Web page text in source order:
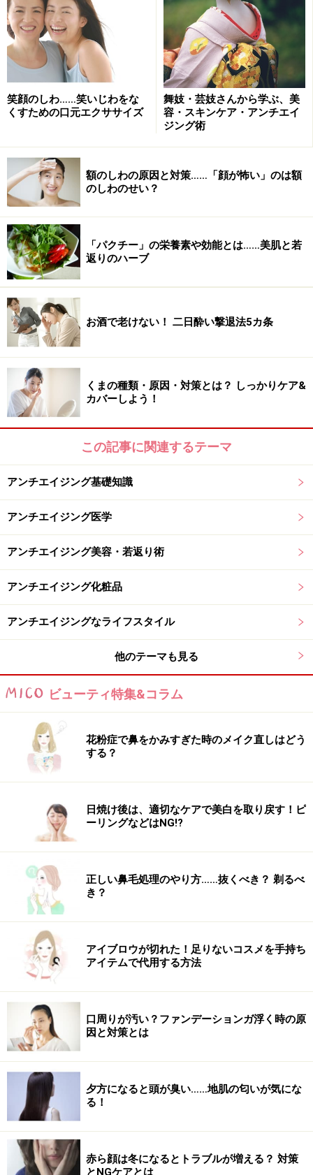
を、少しぐらい太めでラインが崩れてしまっても、堂々
と着こなしています。緊張感のあるデザインで常に自分
の体型をチェックしていれば、知らないうちに体重が増
えてしまうことも防げますから、ぜひ私たちも体型を隠
しすぎないで、ある程度はボディラインを見せるデザイ
ンに挑戦してみましょう。
色とりどりの野菜・フルーツを食べる
色鮮やかなフルーツは見ているだけでも食欲をそそります！
年齢とともに服装もカラフルになる南仏の女性たちです
が、食べるものも色とりどり。食べて若くなる、カラダ
の内側からキレイになる、という考え方を大切にしてい
ます。
特に太陽の恵みを受けて育った南仏のフルーツや野菜
は、どれもこれも色鮮やかで、食べても甘味や酸味が強
くとてもおいしいものばかりです。ビタミンやミネラル
だけでなく、フルーツが紫外線や害虫から身を守るため
に備えた「フィトケミカル」もたっぷりなので、私たち
の体に溜まるサビを落としてくれるはず。
生のハーブを料理に使う
香りのいい新鮮なハーブが1年中手に入るため季節感漂うお
市場やスーパーマーケットに行くと、たくさんのハーブ
が山積みされています。南仏の女性たちは、生のハーブ
香り付けをするのが上手です。
しかも、あまり種類にこだわらずに、かごに山盛りにな
っているハーブをひとまとめでドーンと買って行くとこ
ろが豪快。季節のハーブをひとまとめにして束ねて、
「ブーケガルニ」というハーブのブーケを作って、煮込
み料理に入れ、香りに合わせて味付けをするのが、料理
のセンスの見せ所だということです。ハーブには肉や魚
についた雑菌を取り除く殺菌作用もありますし、うす味
にしてもハーブの香りで濃厚な風味を作り出してくれま
す。最近は日本でも、生のハーブを売っているスーパー
が増えたので、ぜひ私たちも生ハーブを使った料理に挑
戦しましょう！
産直マーケットで生産者と交流
笑顔のしわ……笑いじわをな
くすための口元エクササイズ
舞妓・芸妓さんから学ぶ、美
容・スキンケア・アンチエイ
ジング術
額のしわの原因と対策……「顔が怖い」のは額
のしわのせい？
「パクチー」の栄養素や効能とは……美肌と若
返りのハーブ
お酒で老けない！ 二日酔い撃退法5カ条
くまの種類・原因・対策とは？ しっかりケア&
カバーしよう！
この記事に関連するテーマ
アンチエイジング基礎知識
アンチエイジング医学
アンチエイジング美容・若返り術
アンチエイジング化粧品
アンチエイジングなライフスタイル
他のテーマも見る
ビューティ特集&コラム
花粉症で鼻をかみすぎた時のメイク直しはどう
する？
日焼け後は、適切なケアで美白を取り戻す！ピ
ーリングなどはNG!?
正しい鼻毛処理のやり方……抜くべき？ 剃るべ
き？
アイブロウが切れた！足りないコスメを手持ち
アイテムで代用する方法
口周りが汚い？ファンデーションガ浮く時の原
因と対策とは
夕方になると頭が臭い……地肌の匂いが気にな
る！
赤ら顔は冬になるとトラブルが増える？ 対策
とNGケアとは